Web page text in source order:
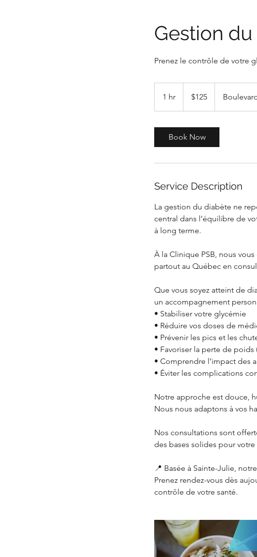
Gestion
Prenez le contrôle de votre
1 hr
h
dollars$125
Book Now
Service Description
La gestion du diabète ne
central dans l’équilibre de
à long terme.
À la Clinique PSB, nous
partout au Québec en
Que vous soyez atteint de
un accompagnement
• Stabiliser votre glycémie
• Réduire vos doses de
• Prévenir les pics et les
• Favoriser la perte de poids
• Comprendre l’impact des
• Éviter les complications
Notre approche est douce,
Nous nous adaptons à vos
Nos consultations sont
des bases solides pour
📍 Basée à Sainte-Julie,
Prenez rendez-vous dès
contrôle de votre santé.